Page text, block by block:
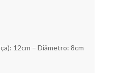
12cm – Diâmetro: 8cm